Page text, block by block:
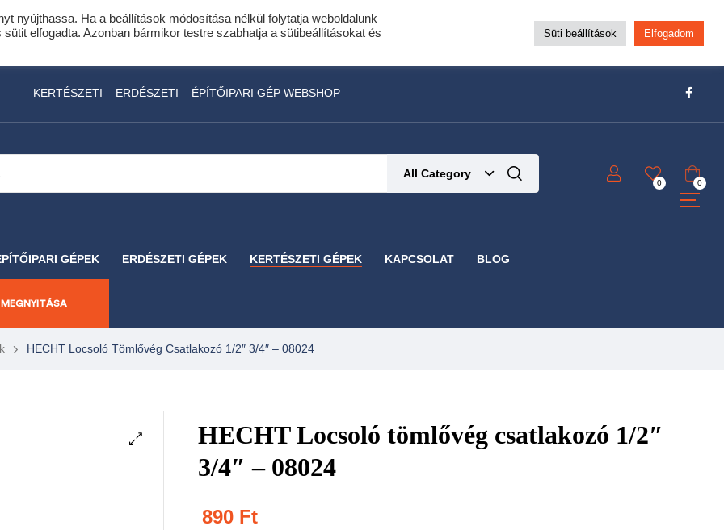
expressz online áruhitel 0 % THM-el 10 hónapra!
ajándékba adunk egy fűrészláncot!
Részletek ide kattintva!
KERTÉSZETI – ERDÉSZETI – ÉPÍTŐIPARI GÉP WEBSHOP
All Category
0 0
GÉPEK ERDÉSZETI GÉPEK KERTÉSZETI GÉPEK KAPCSOLAT BLOG
HECHT Locsoló Tömlővég Csatlakozó 1/2″ 3/4″ – 08024
HECHT Locsoló tömlővég csatlakozó 1/2″
3/4″ – 08024
890 Ft
nyújthassa. Ha a beállítások módosítása nélkül folytatja weboldalunk
elfogadta. Azonban bármikor testre szabhatja a sütibeállításokat és
Süti beállítások Elfogadom